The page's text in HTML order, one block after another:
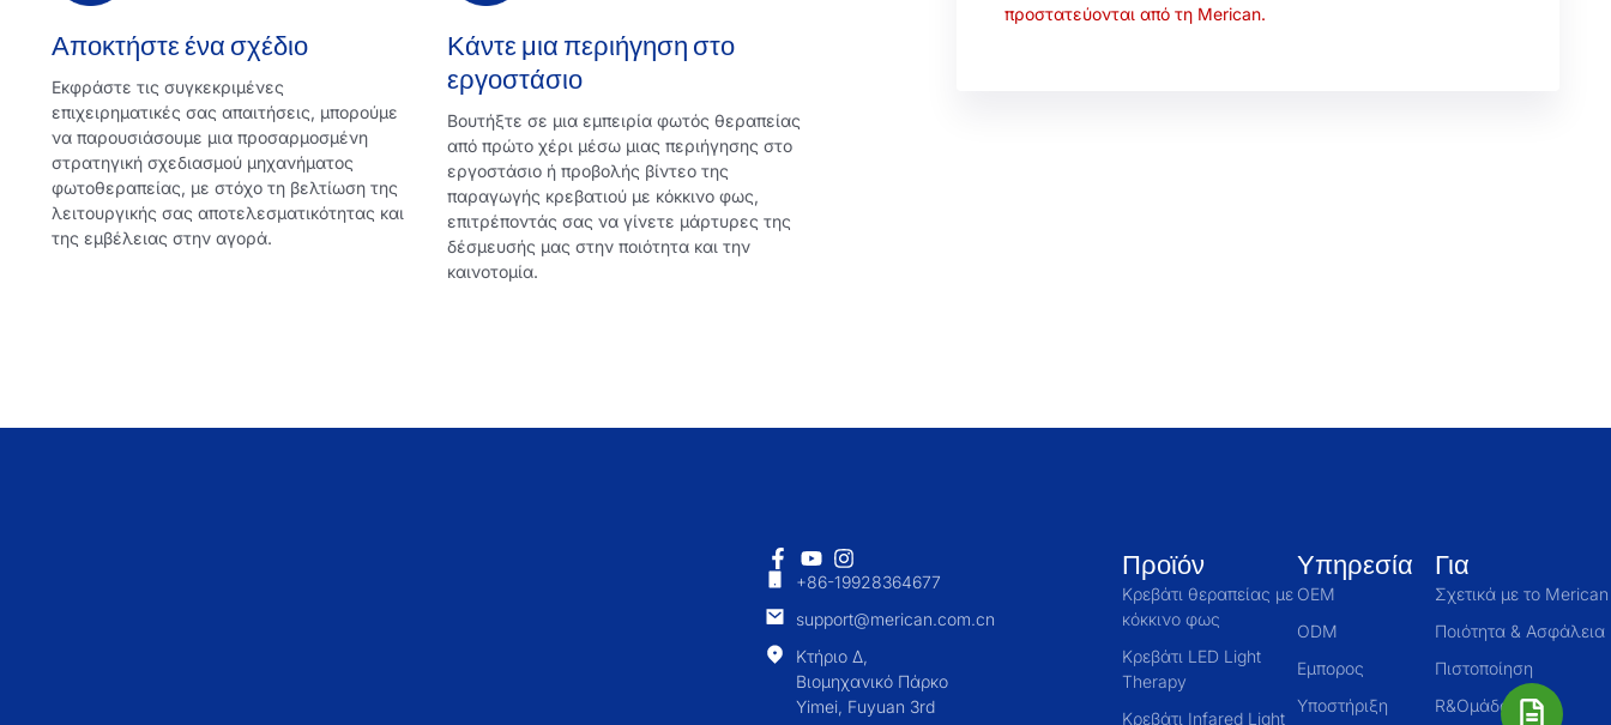
Αποκτήστε ένα σχέδιο
Εκφράστε τις συγκεκριμένες
επιχειρηματικές σας απαιτήσεις, μπορούμε
να παρουσιάσουμε μια προσαρμοσμένη
στρατηγική σχεδιασμού μηχανήματος
φωτοθεραπείας, με στόχο τη βελτίωση της
λειτουργικής σας αποτελεσματικότητας και
της εμβέλειας στην αγορά.
Κάντε μια περιήγηση στο
εργοστάσιο
Βουτήξτε σε μια εμπειρία φωτός θεραπείας
από πρώτο χέρι μέσω μιας περιήγησης στο
εργοστάσιο ή προβολής βίντεο της
παραγωγής κρεβατιού με κόκκινο φως,
επιτρέποντάς σας να γίνετε μάρτυρες της
δέσμευσής μας στην ποιότητα και την
καινοτομία.
προστατεύονται από τη Merican.
+86-19928364677
support@merican.com.cn
Κτήριο Δ,
Βιομηχανικό Πάρκο
Yimei, Fuyuan 3rd
Προϊόν
Κρεβάτι θεραπείας με
κόκκινο φως
Κρεβάτι LED Light
Therapy
Κρεβάτι Infared Light
Υπηρεσία
OEM
ODM
Εμπορος
Υποστήριξη
Για
Σχετικά με το Merican
Ποιότητα & Ασφάλεια
Πιστοποίηση
R&Ομάδα Δ